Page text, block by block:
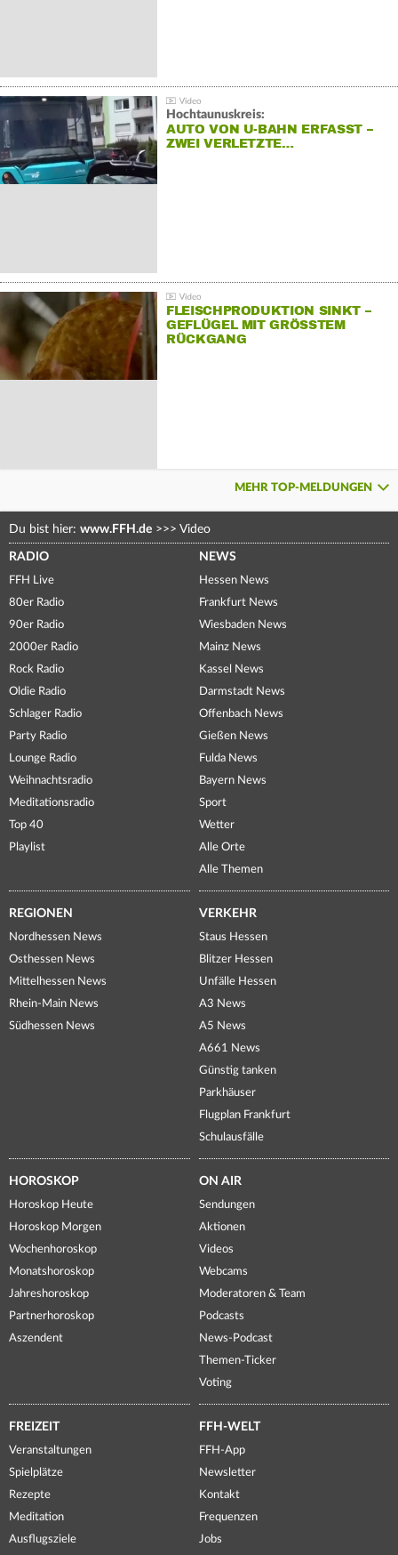
Hochtaunuskreis:
AUTO VON U-BAHN ERFASST –
ZWEI VERLETZTE…
FLEISCHPRODUKTION SINKT –
GEFLÜGEL MIT GRÖSSTEM R
ÜCKGANG
MEHR TOP-MELDUNGEN
Du bist hier: www.FFH.de >>> Video
RADIO
FFH Live
80er Radio
90er Radio
2000er Radio
Rock Radio
Oldie Radio
Schlager Radio
Party Radio
Lounge Radio
Weihnachtsradio
Meditationsradio
Top 40
Playlist
NEWS
Hessen News
Frankfurt News
Wiesbaden News
Mainz News
Kassel News
Darmstadt News
Offenbach News
Gießen News
Fulda News
Bayern News
Sport
Wetter
Alle Orte
Alle Themen
REGIONEN
Nordhessen News
Osthessen News
Mittelhessen News
Rhein-Main News
Südhessen News
VERKEHR
Staus Hessen
Blitzer Hessen
Unfälle Hessen
A3 News
A5 News
A661 News
Günstig tanken
Parkhäuser
Flugplan Frankfurt
Schulausfälle
HOROSKOP
Horoskop Heute
Horoskop Morgen
Wochenhoroskop
Monatshoroskop
Jahreshoroskop
Partnerhoroskop
Aszendent
ON AIR
Sendungen
Aktionen
Videos
Webcams
Moderatoren & Team
Podcasts
News-Podcast
Themen-Ticker
Voting
FREIZEIT
Veranstaltungen
Spielplätze
Rezepte
Meditation
Ausflugsziele
FFH-WELT
FFH-App
Newsletter
Kontakt
Frequenzen
Jobs